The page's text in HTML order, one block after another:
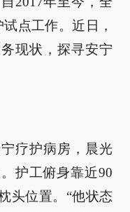
点工作。近日，
现状，探寻安宁
疗护病房，晨光
护工俯身靠近90
头位置。“他状态